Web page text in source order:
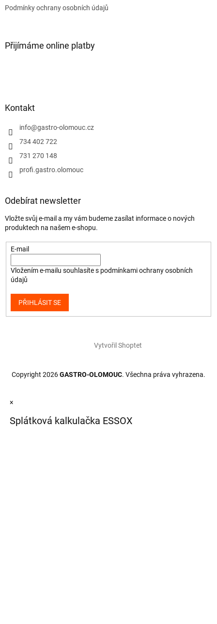
Podmínky ochrany osobních údajů
Přijímáme online platby
Kontakt
info@gastro-olomouc.cz
734 402 722
731 270 148
profi.gastro.olomouc
Odebírat newsletter
Vložte svůj e-mail a my vám budeme zasílat informace o nových
produktech na našem e-shopu.
E-mail
Vložením e-mailu souhlasíte s podmínkami ochrany osobních
údajů
PŘIHLÁSIT SE
Vytvořil Shoptet
Copyright 2026GASTRO-OLOMOUC. Všechna práva vyhrazena.
×
Splátková kalkulačka ESSOX